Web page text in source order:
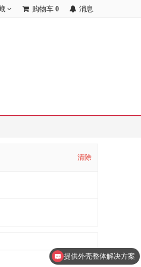
购物车 0 消息
清除
提供外壳整体解决方案